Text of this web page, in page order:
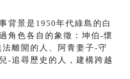
背景是1950年代綠島的白
角色各自的象徵：坤伯-懷
離開的人、阿青妻子-守
-追尋歷史的人，建構跨越